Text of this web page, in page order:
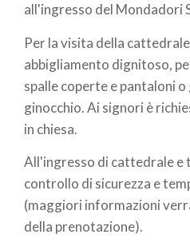
all'ingresso del Mondadori
Per la visita della
abbigliamento dignitoso,
spalle coperte e pantaloni
ginocchio. Ai signori è
in chiesa.
All'ingresso di cattedrale e
controllo di sicurezza e
(maggiori informazioni
della prenotazione).